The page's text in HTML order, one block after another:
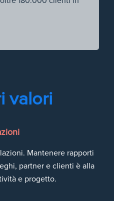
valori
Mantenere rapporti
partner e clienti è alla
e progetto.